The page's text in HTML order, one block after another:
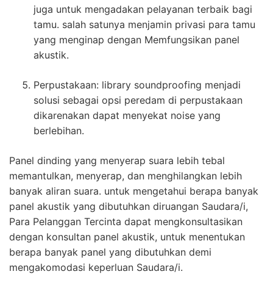
juga untuk mengadakan pelayanan terbaik bagi
tamu. salah satunya menjamin privasi para tamu
yang menginap dengan Memfungsikan panel
akustik.
Perpustakaan: library soundproofing menjadi
solusi sebagai opsi peredam di perpustakaan
dikarenakan dapat menyekat noise yang
berlebihan.
Panel dinding yang menyerap suara lebih tebal
memantulkan, menyerap, dan menghilangkan lebih
banyak aliran suara. untuk mengetahui berapa banyak
panel akustik yang dibutuhkan diruangan Saudara/i,
Para Pelanggan Tercinta dapat mengkonsultasikan
dengan konsultan panel akustik, untuk menentukan
berapa banyak panel yang dibutuhkan demi
mengakomodasi keperluan Saudara/i.